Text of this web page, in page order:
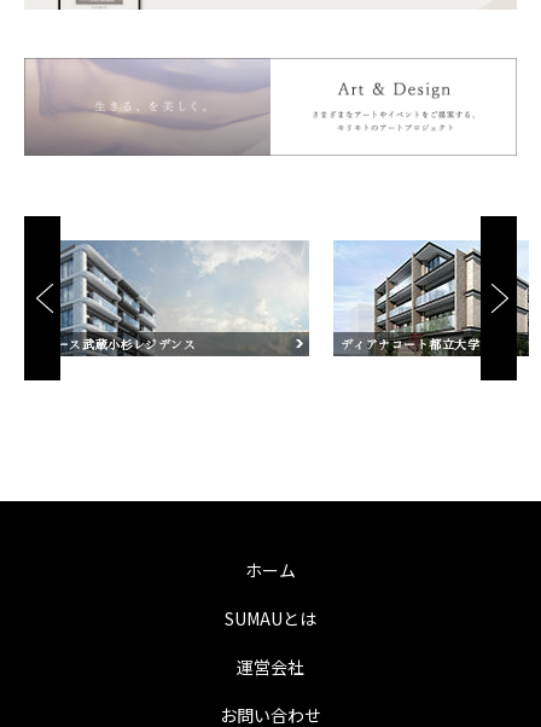
ホーム
SUMAUとは
運営会社
お問い合わせ